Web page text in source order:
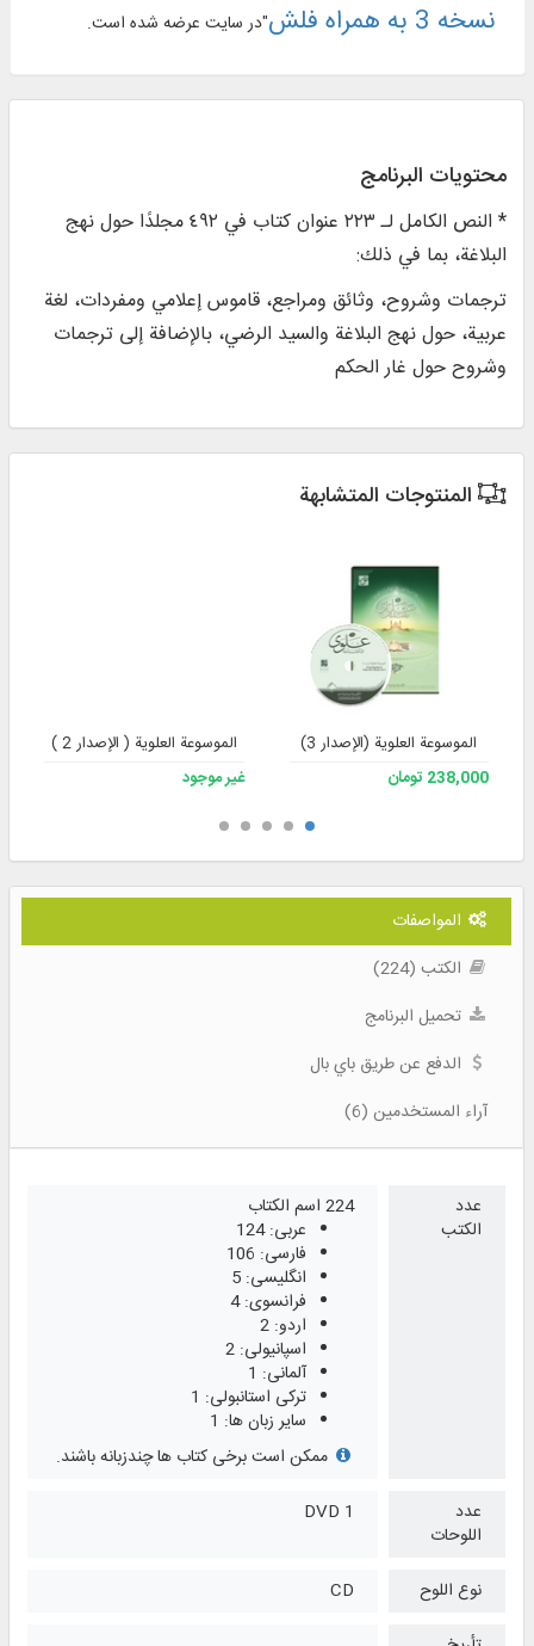
نسخه 3 به همراه فلش
"در سایت عرضه شده است.
محتويات البرنامج
* النص الكامل لـ ٢٢٣ عنوان كتاب في ٤٩٢ مجلدًا حول نهج
البلاغة، بما في ذلك:
ترجمات وشروح، وثائق ومراجع، قاموس إعلامي ومفردات، لغة
عربية، حول نهج البلاغة والسيد الرضي، بالإضافة إلى ترجمات
وشروح حول غار الحكم
المنتوجات المتشابهة
الموسوعة العلوية (الإصدار 3)
238,000 تومان
الموسوعة العلوية ( الإصدار 2 )
غير موجود
المواصفات
الكتب (224)
تحميل البرنامج
الدفع عن طريق باي بال
آراء المستخدمين (6)
عدد
الكتب
224 اسم الكتاب
عربی: 124
فارسی: 106
انگلیسی: 5
فرانسوی: 4
اردو: 2
اسپانیولی: 2
آلمانی: 1
ترکی استانبولی: 1
سایر زبان ها: 1
ممکن است برخی کتاب ها چندزبانه باشند.
عدد
اللوحات
1 DVD
نوع اللوح
CD